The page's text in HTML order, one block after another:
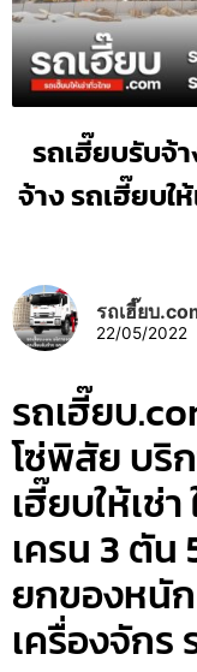
รถเฮี๊ยบรับจ้
จ้าง รถเฮี๊ยบใ
รถเฮี๊ยบ
22/05/2022
รถเฮี๊ยบ
โซ่พิสัย บริ
เฮี๊ยบให้เช่
เครน 3 ตั
ยกของหนั
เครื่องจักร